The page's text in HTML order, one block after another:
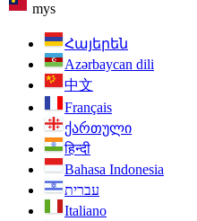
mys
Հայերեն
Azərbaycan dili
中文
Français
ქართული
हिन्दी
Bahasa Indonesia
עברית
Italiano